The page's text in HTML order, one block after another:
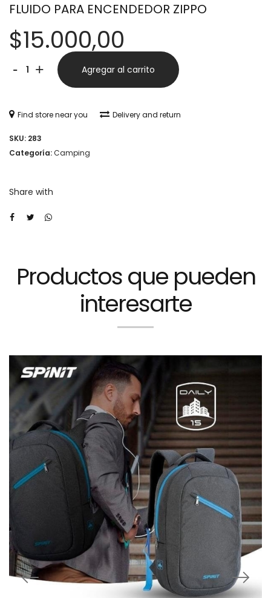
FLUIDO PARA ENCENDEDOR ZIPPO
$15.000,00
-FLUIDO
ZIPPO
cantidad
+ Agregar al carrito
Find store near you Delivery and return
SKU: 283
Categoría:Camping
Share with
Productos que pueden
interesarte